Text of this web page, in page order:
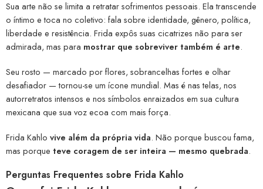
Sua arte não se limita a retratar sofrimentos pessoais. Ela transcende
o íntimo e toca no coletivo: fala sobre identidade, gênero, política,
liberdade e resistência. Frida expôs suas cicatrizes não para ser
admirada, mas para mostrar que sobreviver também é arte.
Seu rosto — marcado por flores, sobrancelhas fortes e olhar
desafiador — tornou-se um ícone mundial. Mas é nas telas, nos
autorretratos intensos e nos símbolos enraizados em sua cultura
mexicana que sua voz ecoa com mais força.
Frida Kahlo vive além da própria vida. Não porque buscou fama,
mas porque teve coragem de ser inteira — mesmo quebrada.
Perguntas Frequentes sobre Frida Kahlo